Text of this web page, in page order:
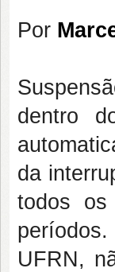
Por
dentro
da
todos os
UFRN,